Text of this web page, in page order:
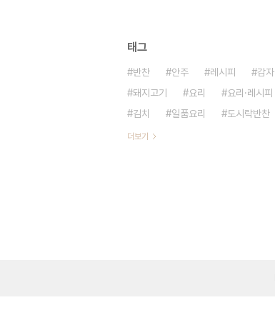
태그
반찬 안주 레시피 감자
돼지고기
요리 요리·레시피
김치
일품요리 도시락반찬
더보기